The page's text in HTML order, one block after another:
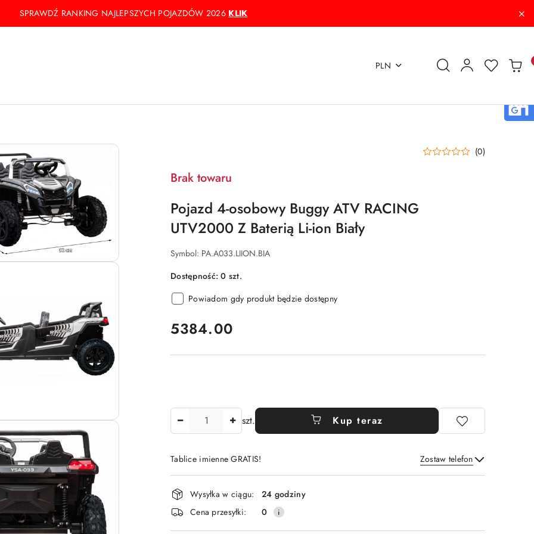
SPRAWDŹ RANKING NAJLEPSZYCH POJAZDÓW 2026 KLIK
PLN
(0)
Brak towaru
Pojazd 4-osobowy Buggy ATV RACING
UTV2000 Z Baterią Li-ion Biały
Symbol: PA.A033.LIION.BIA
Dostępność:0 szt.
Powiadom gdy produkt będzie dostępny
cena:
5384.00
szt. Kup teraz
Tablice imienne GRATIS! Zostaw telefon
Wyślij
Dostępność
i
dostawa
Wysyłka w ciągu:
24 godziny
Cena przesyłki:
0